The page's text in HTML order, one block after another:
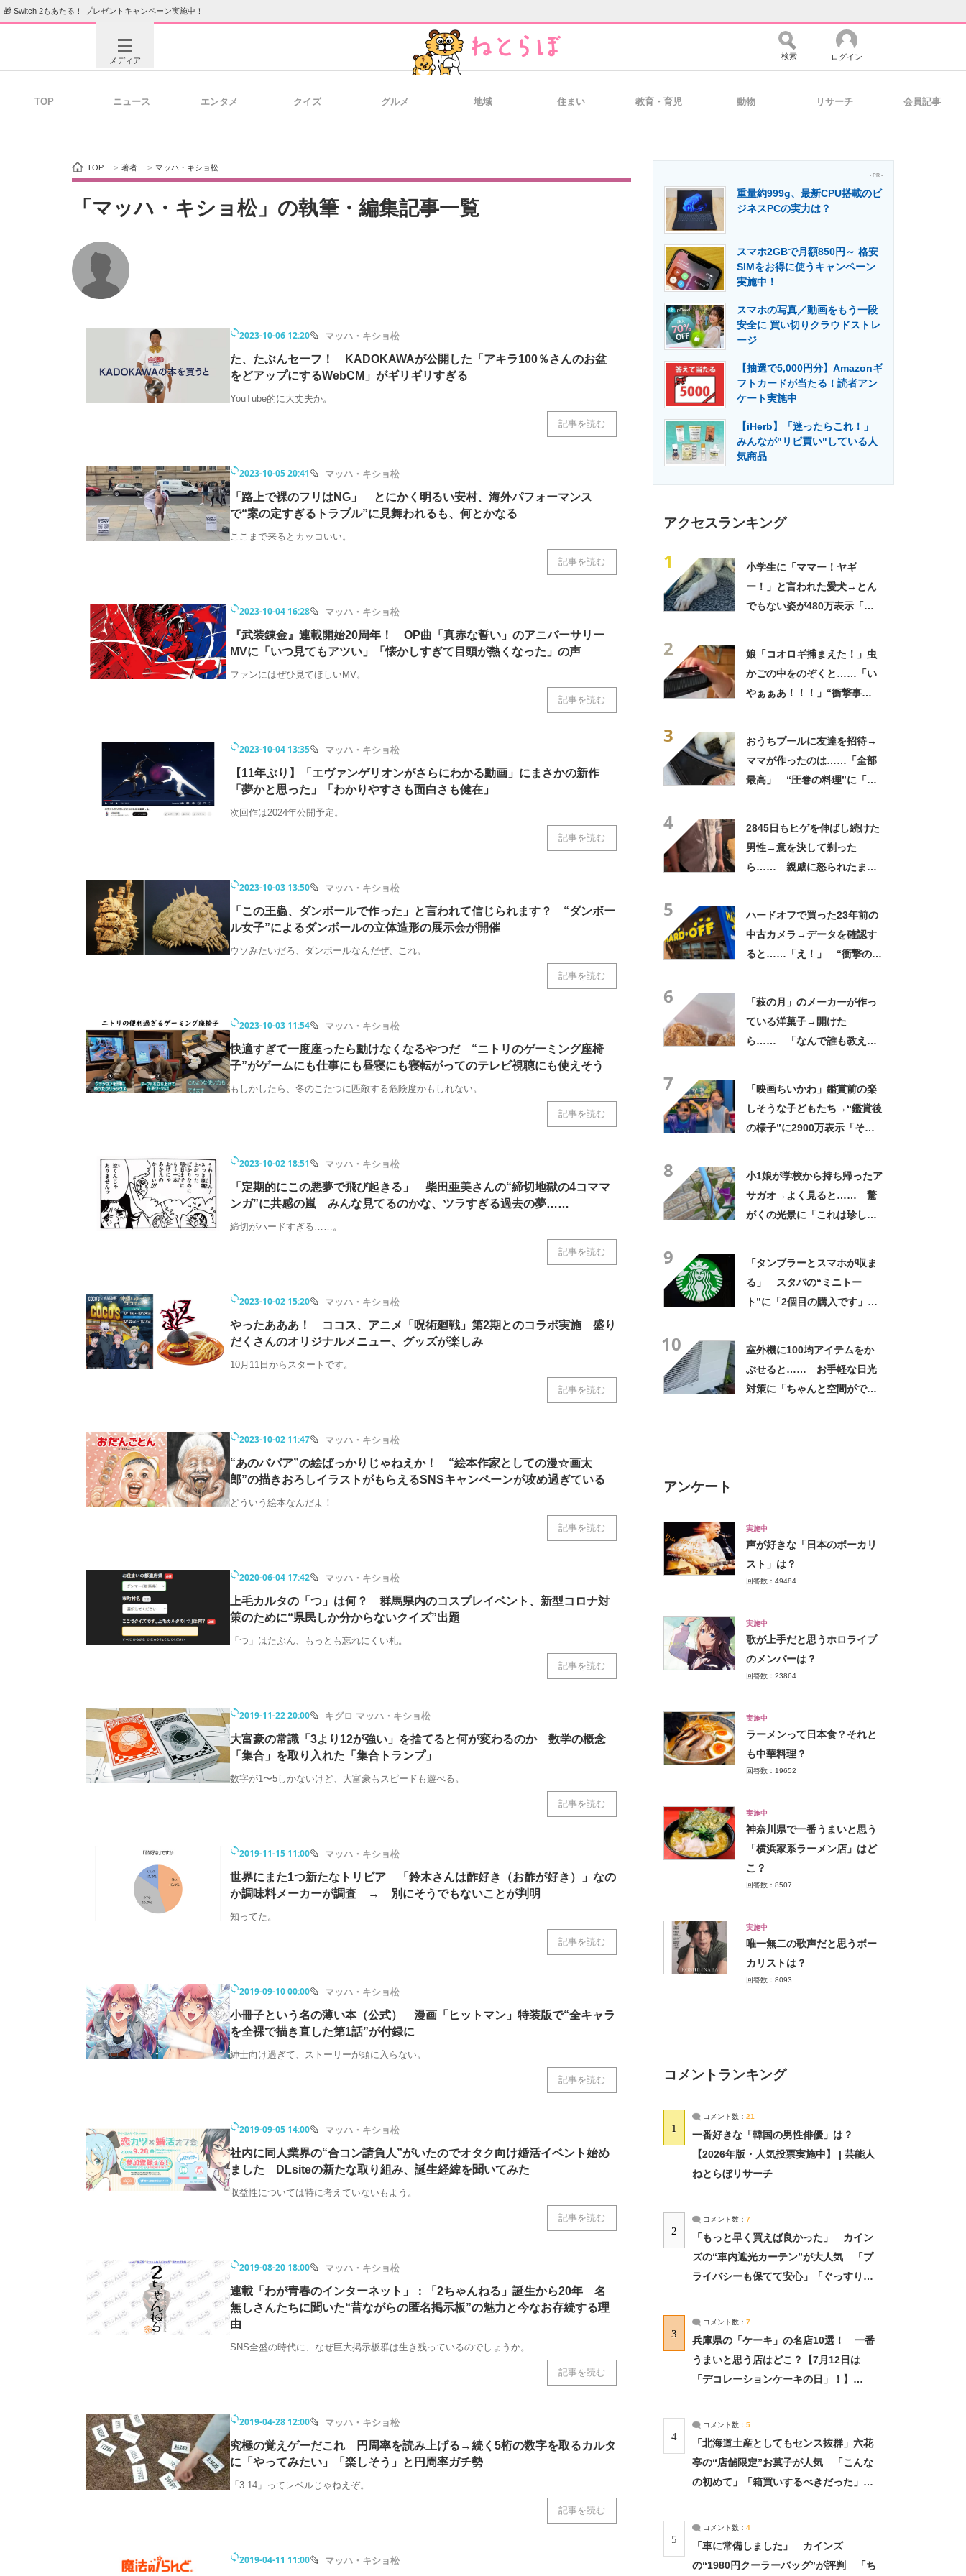
🎁 Switch 2もあたる！ プレゼントキャンペーン実施中！
メディア
AI活用のいまが分かる 経営リーダーのコミュニティ マーケ×ITの今がよく分かる
ITエンジニア向け専門サイト 製造業のIT導入・活用を支援
モノづくり技術者専門サイト エレクトロニクス専門サイト エネルギーの専門メディア 建設×テクノロジーの最前線
ちょっと気になるネットの話題
検索 ログイン
TOP ニュース エンタメ クイズ グルメ 地域 住まい 教育・育児 動物 リサーチ 会員記事
TOP > 著者 > マッハ・キショ松
「マッハ・キショ松」の執筆・編集記事一覧
2023-10-06 12:20 マッハ・キショ松
た、たぶんセーフ！ KADOKAWAが公開した「アキラ100％さんのお盆
をどアップにするWebCM」がギリギリすぎる
YouTube的に大丈夫か。
記事を読む
2023-10-05 20:41 マッハ・キショ松
「路上で裸のフリはNG」 とにかく明るい安村、海外パフォーマンス
で“案の定すぎるトラブル”に見舞われるも、何とかなる
ここまで来るとカッコいい。
記事を読む
2023-10-04 16:28 マッハ・キショ松
『武装錬金』連載開始20周年！ OP曲「真赤な誓い」のアニバーサリー
MVに「いつ見てもアツい」「懐かしすぎて目頭が熱くなった」の声
ファンにはぜひ見てほしいMV。
記事を読む
2023-10-04 13:35 マッハ・キショ松
【11年ぶり】「エヴァンゲリオンがさらにわかる動画」にまさかの新作
「夢かと思った」「わかりやすさも面白さも健在」
次回作は2024年公開予定。
記事を読む
2023-10-03 13:50 マッハ・キショ松
「この王蟲、ダンボールで作った」と言われて信じられます？ “ダンボー
ル女子”によるダンボールの立体造形の展示会が開催
ウソみたいだろ、ダンボールなんだぜ、これ。
記事を読む
2023-10-03 11:54 マッハ・キショ松
快適すぎて一度座ったら動けなくなるやつだ “ニトリのゲーミング座椅
子”がゲームにも仕事にも昼寝にも寝転がってのテレビ視聴にも使えそう
もしかしたら、冬のこたつに匹敵する危険度かもしれない。
記事を読む
2023-10-02 18:51 マッハ・キショ松
「定期的にこの悪夢で飛び起きる」 柴田亜美さんの“締切地獄の4コママ
ンガ”に共感の嵐 みんな見てるのかな、ツラすぎる過去の夢……
締切がハードすぎる……。
記事を読む
2023-10-02 15:20 マッハ・キショ松
やったあああ！ ココス、アニメ「呪術廻戦」第2期とのコラボ実施 盛り
だくさんのオリジナルメニュー、グッズが楽しみ
10月11日からスタートです。
記事を読む
2023-10-02 11:47 マッハ・キショ松
“あのババア”の絵ばっかりじゃねえか！ “絵本作家としての漫☆画太
郎”の描きおろしイラストがもらえるSNSキャンペーンが攻め過ぎている
どういう絵本なんだよ！
記事を読む
2020-06-04 17:42 マッハ・キショ松
上毛カルタの「つ」は何？ 群馬県内のコスプレイベント、新型コロナ対
策のために“県民しか分からないクイズ”出題
「つ」はたぶん、もっとも忘れにくい札。
記事を読む
2019-11-22 20:00 キグロ マッハ・キショ松
大富豪の常識「3より12が強い」を捨てると何が変わるのか 数学の概念
「集合」を取り入れた「集合トランプ」
数字が1〜5しかないけど、大富豪もスピードも遊べる。
記事を読む
2019-11-15 11:00 マッハ・キショ松
世界にまた1つ新たなトリビア 「鈴木さんは酢好き（お酢が好き）」なの
か調味料メーカーが調査 → 別にそうでもないことが判明
知ってた。
記事を読む
2019-09-10 00:00 マッハ・キショ松
小冊子という名の薄い本（公式） 漫画「ヒットマン」特装版で“全キャラ
を全裸で描き直した第1話”が付録に
紳士向け過ぎて、ストーリーが頭に入らない。
記事を読む
2019-09-05 14:00 マッハ・キショ松
社内に同人業界の“合コン請負人”がいたのでオタク向け婚活イベント始め
ました DLsiteの新たな取り組み、誕生経緯を聞いてみた
収益性については特に考えていないもよう。
記事を読む
2019-08-20 18:00 マッハ・キショ松
連載「わが青春のインターネット」：「2ちゃんねる」誕生から20年 名
無しさんたちに聞いた“昔ながらの匿名掲示板”の魅力と今なお存続する理
由
SNS全盛の時代に、なぜ巨大掲示板群は生き残っているのでしょうか。
記事を読む
2019-04-28 12:00 マッハ・キショ松
究極の覚えゲーだこれ 円周率を読み上げる→続く5桁の数字を取るカルタ
に「やってみたい」「楽しそう」と円周率ガチ勢
「3.14」ってレベルじゃねえぞ。
記事を読む
2019-04-11 11:00 マッハ・キショ松
- PR -
重量約999g、最新CPU搭載のビ
ジネスPCの実力は？
スマホ2GBで月額850円～ 格安
SIMをお得に使うキャンペーン
実施中！
スマホの写真／動画をもう一段
安全に 買い切りクラウドストレ
ージ
【抽選で5,000円分】Amazonギ
フトカードが当たる！読者アン
ケート実施中
【iHerb】「迷ったらこれ！」
みんなが"リピ買い"している人
気商品
アクセスランキング
1
小学生に「ママー！ヤギ
ー！」と言われた愛犬→とん
でもない姿が480万表示「ど
2
娘「コオロギ捕まえた！」虫
かごの中をのぞくと……「い
やぁぁあ！！！」“衝撃事
3
おうちプールに友達を招待→
ママが作ったのは……「全部
最高」 “圧巻の料理”に「う
4
2845日もヒゲを伸ばし続けた
男性→意を決して剃った
ら…… 親戚に怒られたまさ
5
ハードオフで買った23年前の
中古カメラ→データを確認す
ると……「え！」 “衝撃の中
6
「萩の月」のメーカーが作っ
ている洋菓子→開けた
ら…… 「なんで誰も教えて
7
「映画ちいかわ」鑑賞前の楽
しそうな子どもたち→“鑑賞後
の様子”に2900万表示「そう
8
小1娘が学校から持ち帰ったア
サガオ→よく見ると…… 驚
がくの光景に「これは珍し
9
「タンブラーとスマホが収ま
る」 スタバの“ミニトー
ト”に「2個目の購入です」
10
室外機に100均アイテムをか
ぶせると…… お手軽な日光
対策に「ちゃんと空間ができ
アンケート
実施中
声が好きな「日本のボーカリ
スト」は？
回答数：49484
実施中
歌が上手だと思うホロライブ
のメンバーは？
回答数：23864
実施中
ラーメンって日本食？それと
も中華料理？
回答数：19652
実施中
神奈川県で一番うまいと思う
「横浜家系ラーメン店」はど
こ？
回答数：8507
実施中
唯一無二の歌声だと思うボー
カリストは？
回答数：8093
コメントランキング
1
コメント数： 21
一番好きな「韓国の男性俳優」は？
【2026年版・人気投票実施中】 | 芸能人
ねとらぼリサーチ
2
コメント数： 7
「もっと早く買えば良かった」 カイン
ズの“車内遮光カーテン”が大人気 「プ
ライバシーも保てて安心」「ぐっすり眠
3
コメント数： 7
兵庫県の「ケーキ」の名店10選！ 一番
うまいと思う店はどこ？【7月12日は
「デコレーションケーキの日」！】
4
コメント数： 5
「北海道土産としてもセンス抜群」六花
亭の“店舗限定”お菓子が人気 「こんな
の初めて」「箱買いするべきだった」
5
コメント数： 4
「車に常備しました」 カインズ
の“1980円クーラーバッグ”が評判 「ち